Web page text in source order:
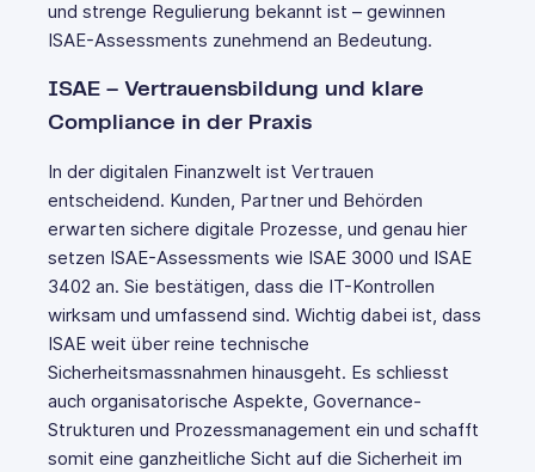
und strenge Regulierung bekannt ist – gewinnen
ISAE-Assessments zunehmend an Bedeutung.
ISAE – Vertrauensbildung und klare
Compliance in der Praxis
In der digitalen Finanzwelt ist Vertrauen
entscheidend. Kunden, Partner und Behörden
erwarten sichere digitale Prozesse, und genau hier
setzen ISAE-Assessments wie ISAE 3000 und ISAE
3402 an. Sie bestätigen, dass die IT-Kontrollen
wirksam und umfassend sind. Wichtig dabei ist, dass
ISAE weit über reine technische
Sicherheitsmassnahmen hinausgeht. Es schliesst
auch organisatorische Aspekte, Governance-
Strukturen und Prozessmanagement ein und schafft
somit eine ganzheitliche Sicht auf die Sicherheit im